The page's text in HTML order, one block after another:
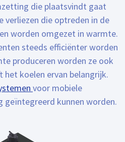
die plaatsvindt gaat
verliezen die optreden in de
worden omgezet in warmte.
steeds efficiënter worden
produceren worden ze ook
koelen ervan belangrijk.
voor mobiele
geïntegreerd kunnen worden.